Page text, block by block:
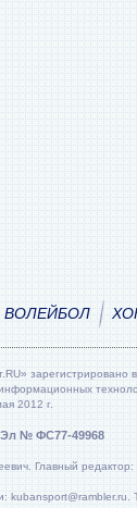
ВОЛЕЙБОЛ
зарегистрировано
2012 г.
Эл № ФС77-49968
Главный
kubansport@rambler.ru.